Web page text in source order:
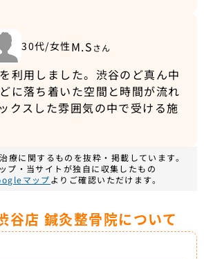
30代/女性M.S さん
利用しました。渋谷のど真ん中
に落ち着いた空間と時間が流れ
クスした雰囲気の中で受ける施
療に関するものを抜粋・掲載しています。
・当サイトが独自に収集したもの
マップよりご確認いただけます。
谷店 鍼灸整骨院について